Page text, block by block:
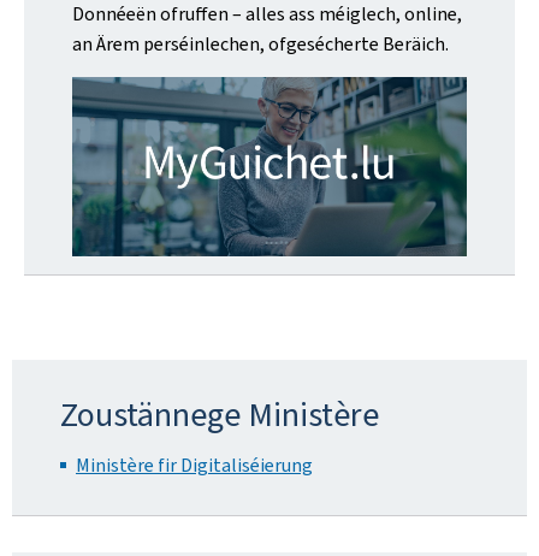
Donnéeën ofruffen – alles ass méiglech, online,
an Ärem perséinlechen, ofgesécherte Beräich.
Zoustännege Ministère
Ministère fir Digitaliséierung